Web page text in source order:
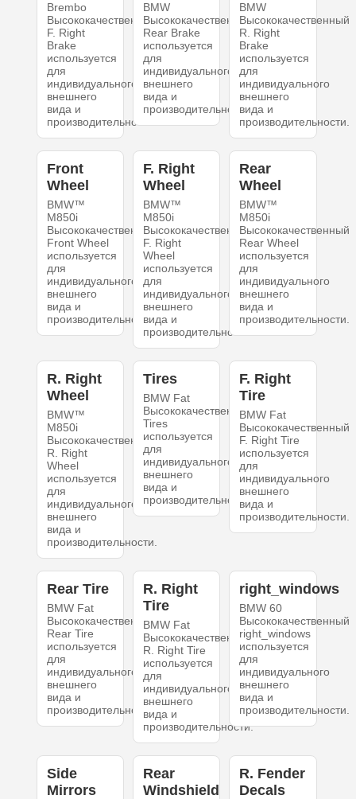
Brembo
Высококачественный
F. Right
Brake
используется
для
индивидуального
внешнего
вида и
производительности.
BMW
Высококачественный
Rear Brake
используется
для
индивидуального
внешнего
вида и
производительности.
BMW
Высококачественный
R. Right
Brake
используется
для
индивидуального
внешнего
вида и
производительности.
Front
Wheel
BMW™
M850i
Высококачественный
Front Wheel
используется
для
индивидуального
внешнего
вида и
производительности.
F. Right
Wheel
BMW™
M850i
Высококачественный
F. Right
Wheel
используется
для
индивидуального
внешнего
вида и
производительности.
Rear
Wheel
BMW™
M850i
Высококачественный
Rear Wheel
используется
для
индивидуального
внешнего
вида и
производительности.
R. Right
Wheel
BMW™
M850i
Высококачественный
R. Right
Wheel
используется
для
индивидуального
внешнего
вида и
производительности.
Tires
BMW Fat
Высококачественный
Tires
используется
для
индивидуального
внешнего
вида и
производительности.
F. Right
Tire
BMW Fat
Высококачественный
F. Right Tire
используется
для
индивидуального
внешнего
вида и
производительности.
Rear Tire
BMW Fat
Высококачественный
Rear Tire
используется
для
индивидуального
внешнего
вида и
производительности.
R. Right
Tire
BMW Fat
Высококачественный
R. Right Tire
используется
для
индивидуального
внешнего
вида и
производительности.
right_windows
BMW 60
Высококачественный
right_windows
используется
для
индивидуального
внешнего
вида и
производительности.
Side
Mirrors
Rear
Windshield
R. Fender
Decals